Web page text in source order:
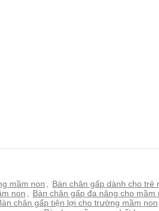
mầm non , Bàn chân gấp dành cho trẻ
non , Bàn chân gấp đa năng cho mầm
chân gấp tiện lợi cho trường mầm non